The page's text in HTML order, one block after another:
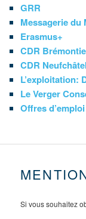
GRR
Messagerie du
Erasmus+
CDR
CDR
L’exploitation:
Le Verger
Offres
Si vous souhaitez